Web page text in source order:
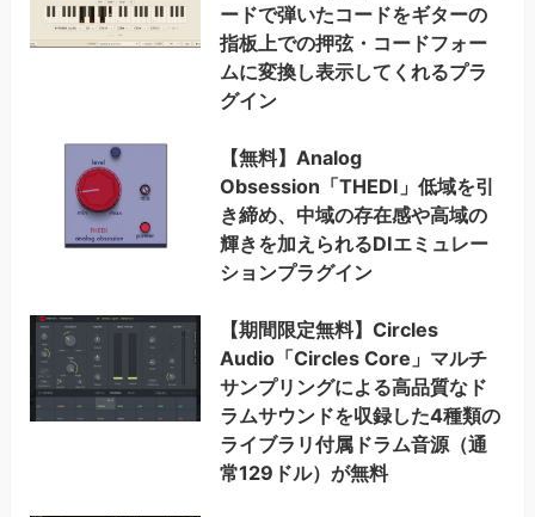
ードで弾いたコードをギターの
指板上での押弦・コードフォー
ムに変換し表示してくれるプラ
グイン
【無料】Analog
Obsession「THEDI」低域を引
き締め、中域の存在感や高域の
輝きを加えられるDIエミュレー
ションプラグイン
【期間限定無料】Circles
Audio「Circles Core」マルチ
サンプリングによる高品質なド
ラムサウンドを収録した4種類の
ライブラリ付属ドラム音源（通
常129ドル）が無料